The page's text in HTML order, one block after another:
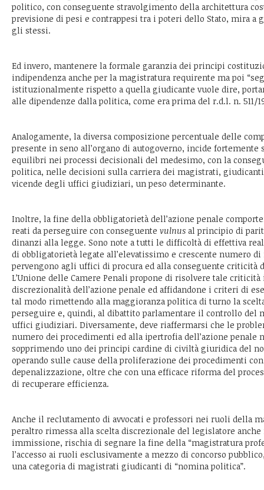
politico, con conseguente stravolgimento della architettura
previsione di pesi e contrappesi tra i poteri dello Stato, mira a
gli stessi.
Ed invero, mantenere la formale garanzia dei principi
indipendenza anche per la magistratura requirente ma poi
istituzionalmente rispetto a quella giudicante vuole dire,
alle dipendenze dalla politica, come era prima del r.d.l. n. 511/
Analogamente, la diversa composizione percentuale delle
presente in seno all’organo di autogoverno, incide
equilibri nei processi decisionali del medesimo, con la
politica, nelle decisioni sulla carriera dei magistrati,
vicende degli uffici giudiziari, un peso determinante.
Inoltre, la fine della obbligatorietà dell’azione penale
reati da perseguire con conseguente vulnus al principio di
dinanzi alla legge. Sono note a tutti le difficoltà di effettiva
di obbligatorietà legate all’elevatissimo e crescente numero
pervengono agli uffici di procura ed alla conseguente criticità
L’Unione delle Camere Penali propone di risolvere tale
discrezionalità dell’azione penale ed affidandone i criteri di
tal modo rimettendo alla maggioranza politica di turno la
perseguire e, quindi, al dibattito parlamentare il controllo del
uffici giudiziari. Diversamente, deve riaffermarsi che le
numero dei procedimenti ed alla ipertrofia dell’azione penale
sopprimendo uno dei principi cardine di civiltà giuridica del
operando sulle cause della proliferazione dei procedimenti
depenalizzazione, oltre che con una efficace riforma del
di recuperare efficienza.
Anche il reclutamento di avvocati e professori nei ruoli della
peraltro rimessa alla scelta discrezionale del legislatore
immissione, rischia di segnare la fine della “magistratura
l’accesso ai ruoli esclusivamente a mezzo di concorso
una categoria di magistrati giudicanti di “nomina politica”.